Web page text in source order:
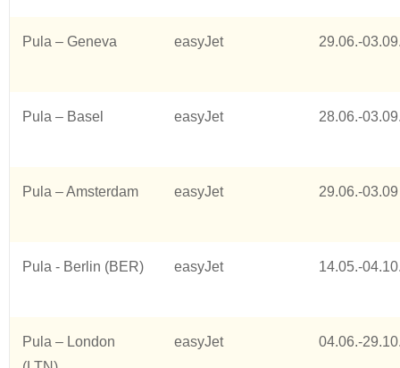
Pula – Geneva easyJet 29.06.-
Pula – Basel easyJet 28.06.-
Pula – Amsterdam easyJet 29.06.-03.09
Pula - Berlin (BER) easyJet 14.05.-
Pula – London
easyJet 04.06.-